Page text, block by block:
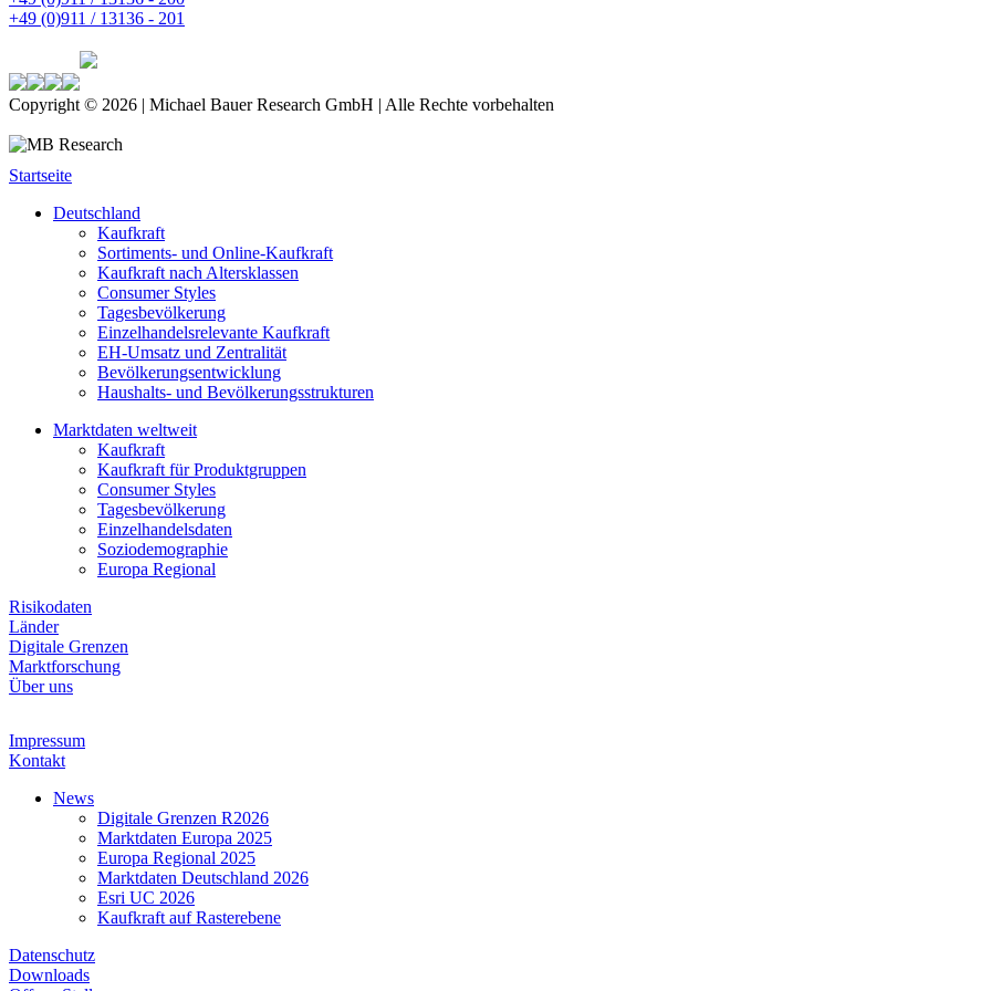
+49 (0)911 / 13136 - 201
Copyright © 2026 | Michael Bauer Research GmbH | Alle Rechte vorbehalten
Startseite
Deutschland
Kaufkraft
Sortiments- und Online-Kaufkraft
Kaufkraft nach Altersklassen
Consumer Styles
Tagesbevölkerung
Einzelhandelsrelevante Kaufkraft
EH-Umsatz und Zentralität
Bevölkerungsentwicklung
Haushalts- und Bevölkerungsstrukturen
Marktdaten weltweit
Kaufkraft
Kaufkraft für Produktgruppen
Consumer Styles
Tagesbevölkerung
Einzelhandelsdaten
Soziodemographie
Europa Regional
Risikodaten
Länder
Digitale Grenzen
Marktforschung
Über uns
Impressum
Kontakt
News
Digitale Grenzen R2026
Marktdaten Europa 2025
Europa Regional 2025
Marktdaten Deutschland 2026
Esri UC 2026
Kaufkraft auf Rasterebene
Datenschutz
Downloads